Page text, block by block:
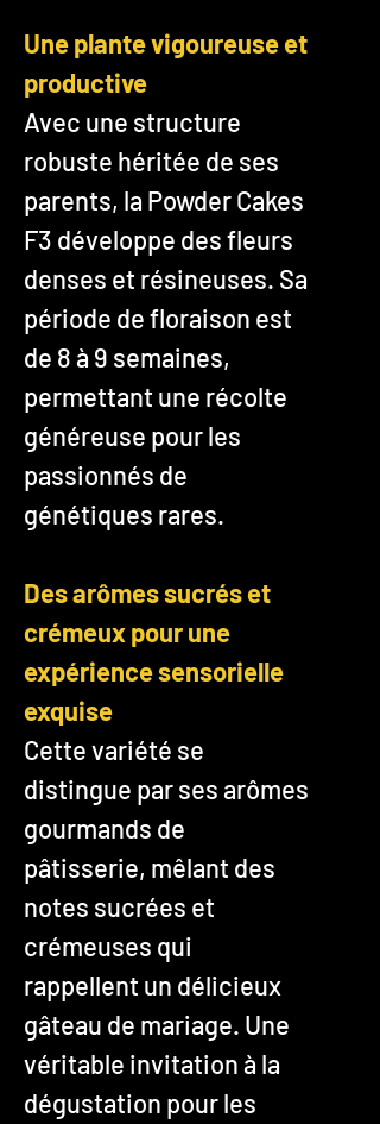
Une plante vigoureuse et
productive
Avec une structure
robuste héritée de ses
parents, la Powder Cakes
F3 développe des fleurs
denses et résineuses. Sa
période de floraison est
de 8 à 9 semaines,
permettant une récolte
généreuse pour les
passionnés de
génétiques rares.
Des arômes sucrés et
crémeux pour une
expérience sensorielle
exquise
Cette variété se
distingue par ses arômes
gourmands de
pâtisserie, mêlant des
notes sucrées et
crémeuses qui
rappellent un délicieux
gâteau de mariage. Une
véritable invitation à la
dégustation pour les